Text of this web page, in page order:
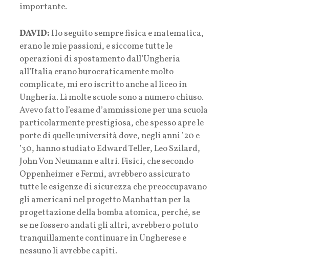
importante.
DAVID:Ho seguito sempre fisica e matematica,
erano le mie passioni, e siccome tutte le
operazioni di spostamento dall’Ungheria
all’Italia erano burocraticamente molto
complicate, mi ero iscritto anche al liceo in
Ungheria. Lì molte scuole sono a numero chiuso.
Avevo fatto l’esame d’ammissione per una scuola
particolarmente prestigiosa, che spesso apre le
porte di quelle università dove, negli anni ’20 e
’30, hanno studiato Edward Teller, Leo Szilard,
John Von Neumann e altri. Fisici, che secondo
Oppenheimer e Fermi, avrebbero assicurato
tutte le esigenze di sicurezza che preoccupavano
gli americani nel progetto Manhattan per la
progettazione della bomba atomica, perché, se
se ne fossero andati gli altri, avrebbero potuto
tranquillamente continuare in Ungherese e
nessuno li avrebbe capiti.